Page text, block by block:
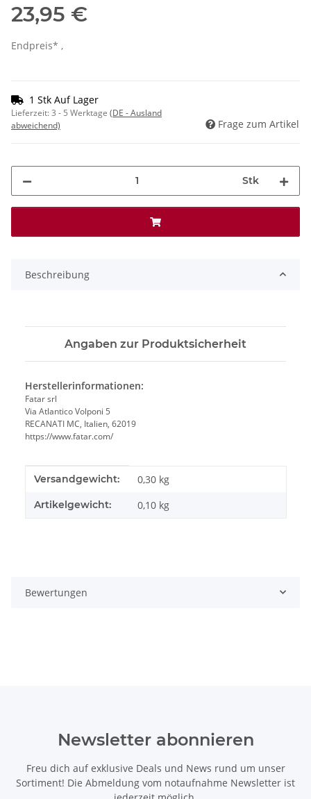
23,95 €
Endpreis* ,
1 Stk Auf Lager
Lieferzeit:3 - 5 Werktage (DE - Ausland
abweichend)
Frage zum Artikel
Stk
Beschreibung
Angaben zur Produktsicherheit
Herstellerinformationen:
Fatar srl
Via Atlantico Volponi 5
RECANATI MC, Italien, 62019
https://www.fatar.com/
Produkteigenschaft
Wert
Versandgewicht: 0,30 kg
Artikelgewicht: 0,10 kg
Bewertungen
Newsletter abonnieren
Freu dich auf exklusive Deals und News rund um unser
Sortiment! Die Abmeldung vom notaufnahme Newsletter ist